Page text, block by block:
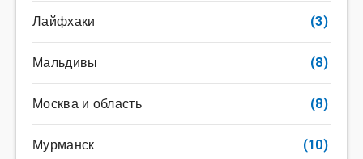
Лайфхаки (3)
Мальдивы (8)
Москва и область (8)
Мурманск (10)